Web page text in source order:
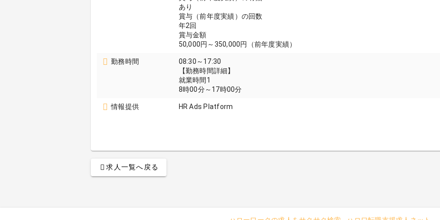
あり
賞与（前年度実績）の回数
年2回
賞与金額
50,000円～350,000円（前年度実績）
勤務時間
08:30～17:30
【勤務時間詳細】
就業時間1
8時00分～17時00分
情報提供 HR Ads Platform
求人一覧へ戻る